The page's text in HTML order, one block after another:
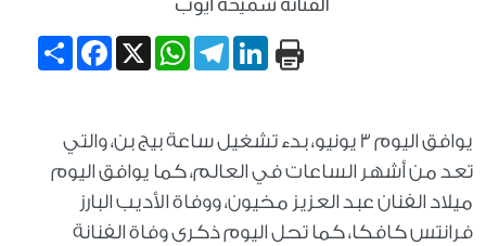
الفنانة سميحة أيوب
Share
Facebook X
WhatsApp
TelegramLinkedIn
يوافق اليوم 3 يونيو، بدء تشغيل ساعة بيج بن، والتي
تعد من أشهر الساعات في العالم، كما يوافق اليوم
ميلاد الفنان عبد العزيز مخيون، ووفاة الأديب البارز
فرانتس كافكا، كما تحل اليوم ذكرى وفاة الفنانة